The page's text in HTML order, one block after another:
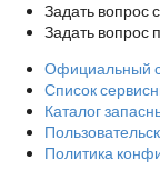
Задать вопрос
Задать вопрос
Официальный
Список
Каталог
Политика